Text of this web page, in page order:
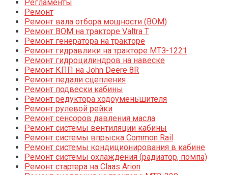
Регламенты
Ремонт
Ремонт вала отбора мощности (ВОМ)
Ремонт ВОМ на тракторе Valtra T
Ремонт генератора на тракторе
Ремонт гидравлики на тракторе МТЗ-1221
Ремонт гидроцилиндров на навеске
Ремонт КПП на John Deere 8R
Ремонт педали сцепления
Ремонт подвески кабины
Ремонт редуктора ходоуменьшителя
Ремонт рулевой рейки
Ремонт сенсоров давления масла
Ремонт системы вентиляции кабины
Ремонт системы впрыска Common Rail
Ремонт системы кондиционирования в кабине
Ремонт системы охлаждения (радиатор, помпа)
Ремонт стартера на Claas Arion